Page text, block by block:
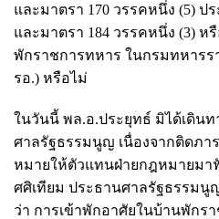
และมาตรา 170 วรรคหนึ่ง (5) ป
และมาตรา 184 วรรคหนึ่ง (3) ห
พักราชการทหาร ในกรมทหารร
รอ.) หรือไม่
ในวันนี้ พล.อ.ประยุทธ์ มิได้เดิน
ศาลรัฐธรรมนูญ เนื่องจากติดภา
หมายให้ตัวแทนฝ่ายกฎหมายมา
ศศิเทียม ประธานศาลรัฐธรรมนู
ว่า การเข้าพักอาศัยในบ้านพักร